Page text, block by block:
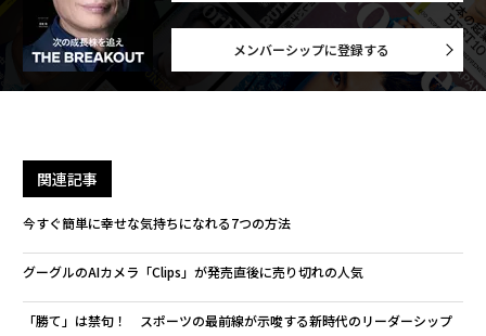
メンバーシップに登録する
関連記事
今すぐ簡単に幸せな気持ちになれる7つの方法
グーグルのAIカメラ「Clips」が発売直後に売り切れの人気
「勝て」は禁句！ スポーツの最前線が示唆する新時代のリーダーシップ